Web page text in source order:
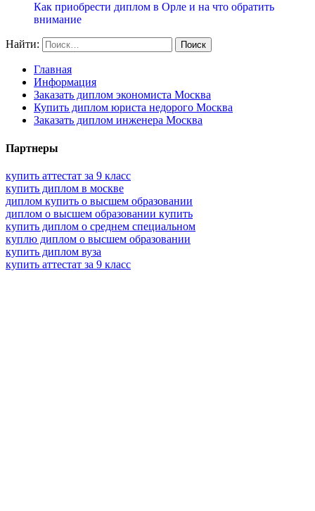
Как приобрести диплом в Орле и на что обратить
внимание
Найти:
Главная
Информация
Заказать диплом экономиста Москва
Купить диплом юриста недорого Москва
Заказать диплом инженера Москва
Партнеры
купить аттестат за 9 класс
купить диплом в москве
диплом купить о высшем образовании
диплом о высшем образовании купить
купить диплом о среднем специальном
куплю диплом о высшем образовании
купить диплом вуза
купить аттестат за 9 класс